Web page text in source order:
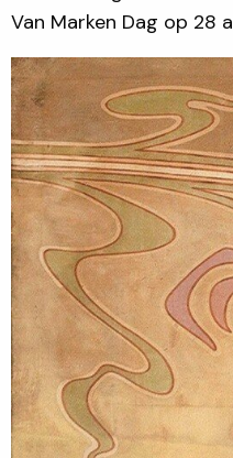
Van Marken Dag op 28